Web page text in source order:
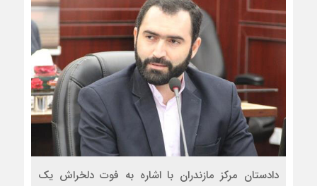
دادستان مرکز مازندران با اشاره به فوت دلخراش یک